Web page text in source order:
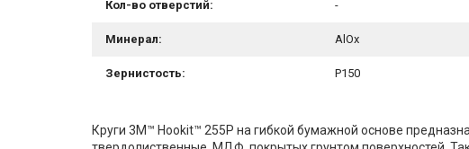
Кол-во отверстий: -
Минерал: AlOx
Зернистость: P150
Круги 3M™ Hookit™ 255P на гибкой бумажной основе